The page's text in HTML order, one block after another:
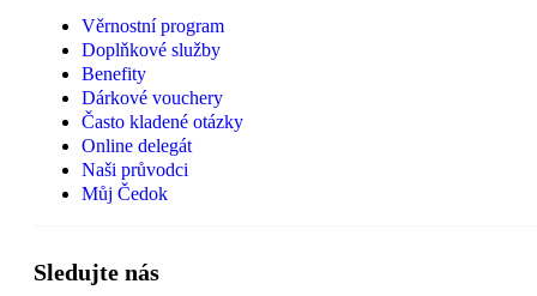
Věrnostní program
Doplňkové služby
Benefity
Dárkové vouchery
Často kladené otázky
Online delegát
Naši průvodci
Můj Čedok
Sledujte nás